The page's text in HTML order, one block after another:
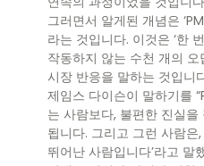
그러면서 알게된 개념은
라는 것입니다. 이것은 ‘한
작동하지 않는 수천 개의
시장 반응을 말하는 것입니
제임스 다이슨이 말하기를
는 사람보다, 불편한 진실
됩니다. 그리고 그런 사람
뛰어난 사람입니다’라고 말